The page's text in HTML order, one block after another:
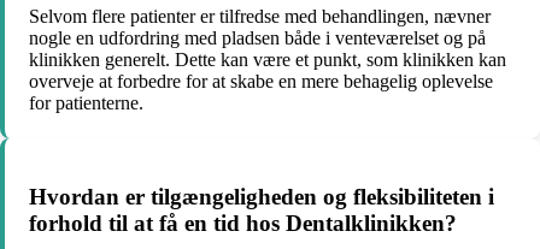
Selvom flere patienter er tilfredse med behandlingen, nævner
nogle en udfordring med pladsen både i venteværelset og på
klinikken generelt. Dette kan være et punkt, som klinikken kan
overveje at forbedre for at skabe en mere behagelig oplevelse
for patienterne.
Hvordan er tilgængeligheden og fleksibiliteten i
forhold til at få en tid hos Dentalklinikken?